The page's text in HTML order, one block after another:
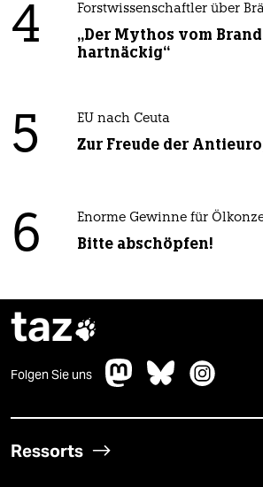
4 Forstwissenschaftler über
„Der Mythos vom
hartnäckig“
5 EU nach Ceuta
Zur Freude der
6 Enorme Gewinne für
Bitte abschöpfen!
taz
Folgen Sie uns
Ressorts